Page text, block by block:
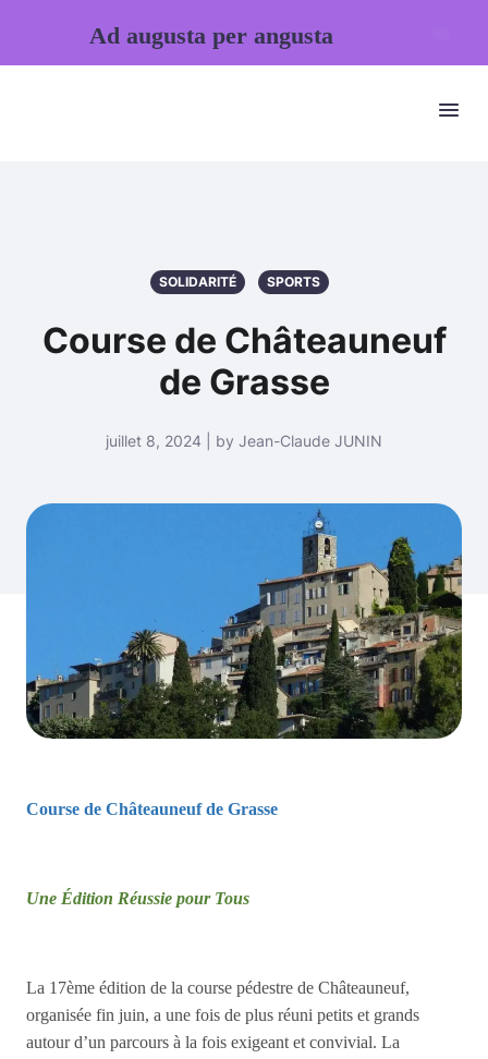
SOLIDARITÉ SPORTS
Course de Châteauneuf
de Grasse
juillet 8, 2024 | by Jean-Claude JUNIN
Course de Châteauneuf de Grasse
Une Édition Réussie pour Tous
La 17ème édition de la course pédestre de Châteauneuf,
organisée fin juin, a une fois de plus réuni petits et grands
autour d’un parcours à la fois exigeant et convivial. La
Ad augusta per angusta